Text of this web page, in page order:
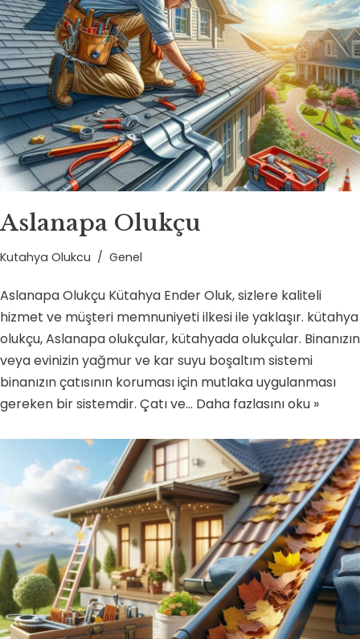
Aslanapa Olukçu
Kutahya Olukcu Genel
Aslanapa Olukçu Kütahya Ender Oluk, sizlere kaliteli
hizmet ve müşteri memnuniyeti ilkesi ile yaklaşır. kütahya
olukçu, Aslanapa olukçular, kütahyada olukçular. Binanızın
veya evinizin yağmur ve kar suyu boşaltım sistemi
binanızın çatısının koruması için mutlaka uygulanması
gereken bir sistemdir. Çatı ve… Daha fazlasını oku »